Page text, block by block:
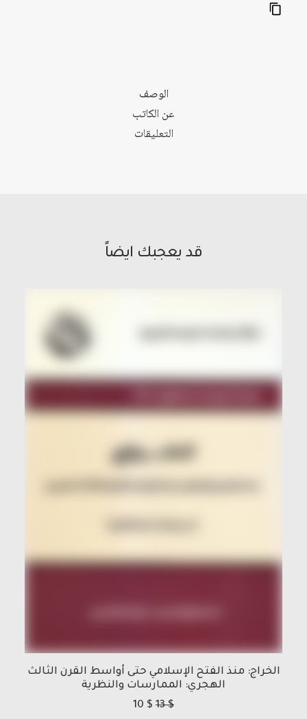
الوصف
عن الكاتب
التعليقات
قد يعجبك ايضاً
الخراج: منذ الفتح الإسلامي حتى أواسط القرن الثالث
الهجري: الممارسات والنظرية
13$
10 $